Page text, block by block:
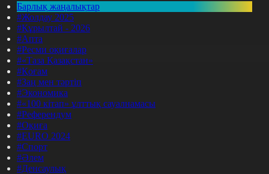
Барлық жаңалықтар
#Жолдау 2025
#Құрылтай - 2026
#Апта
#Ресми оқиғалар
#«Таза Қазақстан»
#Қоғам
#Заң мен тәртіп
#Экономика
#«100 кітап» ұлттық сауалнамасы
#Референдум
#Оқиға
#EURO 2024
#Спорт
#Әлем
#Денсаулық